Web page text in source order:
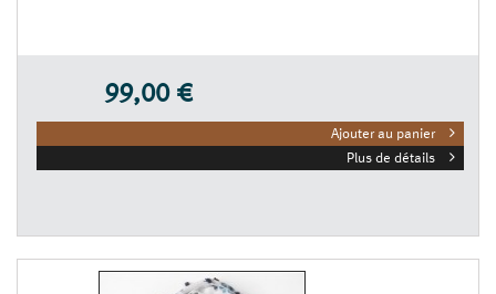
99,00 €
Ajouter au panier
Plus de détails